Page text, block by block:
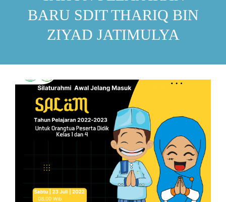
BARU SDIT THARIQ BIN
ZIYAD JATIMULYA